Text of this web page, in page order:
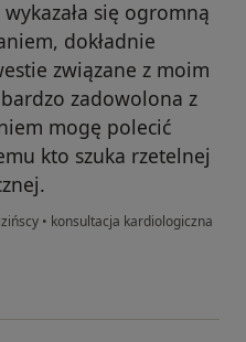
się ogromną
dokładnie
związane z moim
zadowolona z
mogę polecić
kto szuka rzetelnej
• konsultacja kardiologiczna